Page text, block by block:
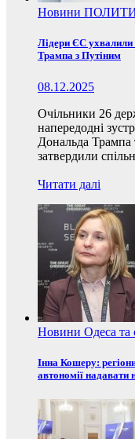
Новини
Лідери ЄС ухвалили
Трампа з Путіним
08.12.2025
Очільники 26
напередодні
Дональда Трампа
затвердили
Читати далі
Новини Одеса та
Інна Кошеру:
автономії надавати